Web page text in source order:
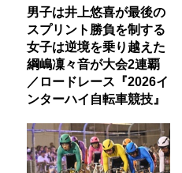
男子は井上悠喜が最後の
スプリント勝負を制する
女子は逆境を乗り越えた
綱嶋凜々音が大会2連覇
／ロードレース『2026イ
ンターハイ自転車競技』